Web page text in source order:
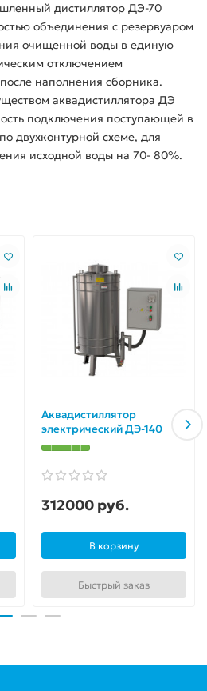
дистиллятор ДЭ-70
объединения с резервуаром
очищенной воды в единую
отключением
наполнения сборника.
аквадистиллятора ДЭ
подключения поступающей в
двухконтурной схеме, для
исходной воды на 70- 80%.
Аквадистиллятор
электрический ДЭ-140
312000 руб.
В корзину
Быстрый заказ